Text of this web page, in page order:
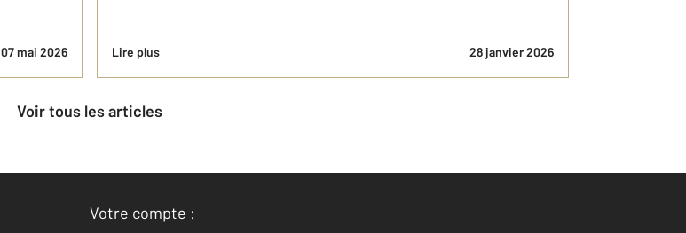
07 mai 2026 Lire plus 28 janvier 2026
Voir tous les articles
Votre compte :